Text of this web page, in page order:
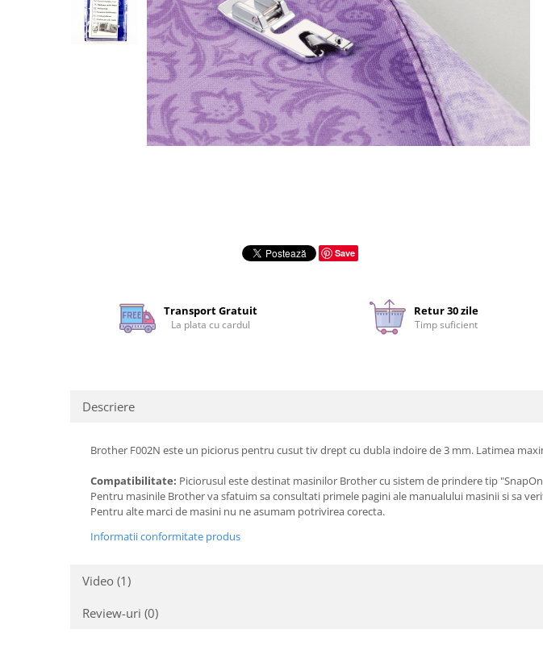
Save
Transport Gratuit
La plata cu cardul
Retur 30 zile
Timp suficient
Descriere
Brother F002N este un piciorus pentru cusut tiv drept cu dubla indoire de 3 mm. Latimea
Compatibilitate: Piciorusul este destinat masinilor Brother cu sistem de prindere tip
Pentru masinile Brother va sfatuim sa consultati primele pagini ale manualului masinii si sa
Pentru alte marci de masini nu ne asumam potrivirea corecta.
Informatii conformitate produs
Video (1)
Review-uri (0)